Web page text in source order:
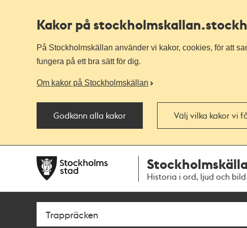
Kakor på stockholmskallan
På Stockholmskällan använder vi kakor, cookies, för att
fungera på ett bra sätt för dig.
Om kakor på Stockholmskällan
Godkänn alla kakor Välj vilka kakor vi
navigationen
huvudinnehållet
Historia i ord, ljud och bild
Sök